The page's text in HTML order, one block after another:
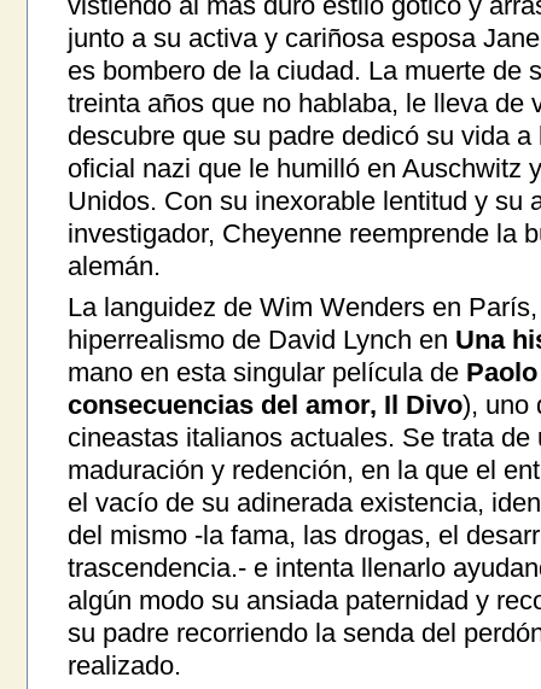
junto a su activa y cariñosa esposa
es bombero de la ciudad. La muerte de
treinta años que no hablaba, le lleva de
descubre que su padre dedicó su vida
oficial nazi que le humilló en Auschwitz
Unidos. Con su inexorable lentitud y su
investigador, Cheyenne reemprende la
alemán.
La languidez de Wim Wenders en
hiperrealismo de David Lynch en Una
mano en esta singular película de
consecuencias del amor, Il Divo), uno
cineastas italianos actuales. Se trata
maduración y redención, en la que el
el vacío de su adinerada existencia,
del mismo -la fama, las drogas, el
trascendencia.- e intenta llenarlo
algún modo su ansiada paternidad y
su padre recorriendo la senda del
realizado.